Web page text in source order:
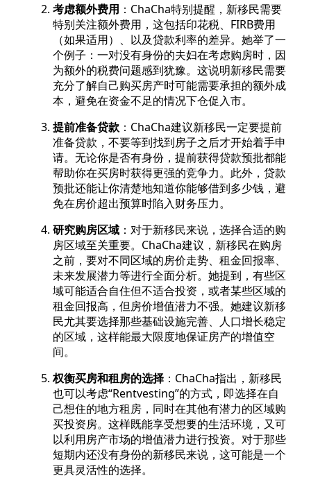
考虑额外费用 ：ChaCha特别提醒，新移民需要
特别关注额外费用，这包括印花税、FIRB费用
（如果适用）、以及贷款利率的差异。她举了一
个例子：一对没有身份的夫妇在考虑购房时，因
为额外的税费问题感到犹豫。这说明新移民需要
充分了解自己购买房产时可能需要承担的额外成
本，避免在资金不足的情况下仓促入市。
提前准备贷款 ：ChaCha建议新移民一定要提前
准备贷款，不要等到找到房子之后才开始着手申
请。无论你是否有身份，提前获得贷款预批都能
帮助你在买房时获得更强的竞争力。此外，贷款
预批还能让你清楚地知道你能够借到多少钱，避
免在房价超出预算时陷入财务压力。
研究购房区域 ：对于新移民来说，选择合适的购
房区域至关重要。ChaCha建议，新移民在购房
之前，要对不同区域的房价走势、租金回报率、
未来发展潜力等进行全面分析。她提到，有些区
域可能适合自住但不适合投资，或者某些区域的
租金回报高，但房价增值潜力不强。她建议新移
民尤其要选择那些基础设施完善、人口增长稳定
的区域，这样能最大限度地保证房产的增值空
间。
权衡买房和租房的选择 ：ChaCha指出，新移民
也可以考虑“Rentvesting”的方式，即选择在自
己想住的地方租房，同时在其他有潜力的区域购
买投资房。这样既能享受想要的生活环境，又可
以利用房产市场的增值潜力进行投资。对于那些
短期内还没有身份的新移民来说，这可能是一个
更具灵活性的选择。